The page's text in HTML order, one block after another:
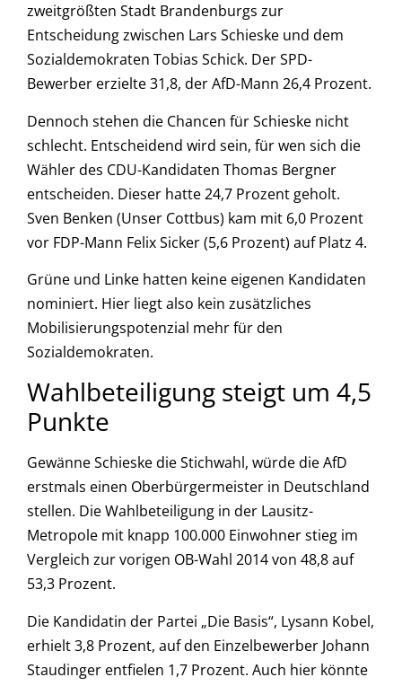
zweitgrößten Stadt Brandenburgs zur
Entscheidung zwischen Lars Schieske und dem
Sozialdemokraten Tobias Schick. Der SPD-
Bewerber erzielte 31,8, der AfD-Mann 26,4 Prozent.
Dennoch stehen die Chancen für Schieske nicht
schlecht. Entscheidend wird sein, für wen sich die
Wähler des CDU-Kandidaten Thomas Bergner
entscheiden. Dieser hatte 24,7 Prozent geholt.
Sven Benken (Unser Cottbus) kam mit 6,0 Prozent
vor FDP-Mann Felix Sicker (5,6 Prozent) auf Platz 4.
Grüne und Linke hatten keine eigenen Kandidaten
nominiert. Hier liegt also kein zusätzliches
Mobilisierungspotenzial mehr für den
Sozialdemokraten.
Wahlbeteiligung steigt um 4,5
Punkte
Gewänne Schieske die Stichwahl, würde die AfD
erstmals einen Oberbürgermeister in Deutschland
stellen. Die Wahlbeteiligung in der Lausitz-
Metropole mit knapp 100.000 Einwohner stieg im
Vergleich zur vorigen OB-Wahl 2014 von 48,8 auf
53,3 Prozent.
Die Kandidatin der Partei „Die Basis“, Lysann Kobel,
erhielt 3,8 Prozent, auf den Einzelbewerber Johann
Staudinger entfielen 1,7 Prozent. Auch hier könnte